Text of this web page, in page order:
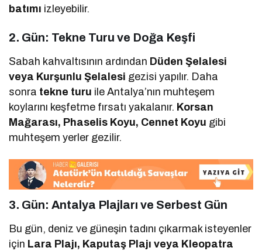
batımı izleyebilir.
2. Gün: Tekne Turu ve Doğa Keşfi
Sabah kahvaltısının ardından Düden Şelalesi
veya Kurşunlu Şelalesi gezisi yapılır. Daha
sonra tekne turu ile Antalya’nın muhteşem
koylarını keşfetme fırsatı yakalanır. Korsan
Mağarası, Phaselis Koyu, Cennet Koyu gibi
muhteşem yerler gezilir.
3. Gün: Antalya Plajları ve Serbest Gün
Bu gün, deniz ve güneşin tadını çıkarmak isteyenler
için Lara Plajı, Kaputaş Plajı veya Kleopatra